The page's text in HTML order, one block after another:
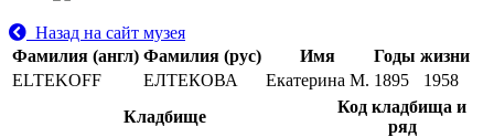
Назад на сайт музея
Фамилия (англ) Фамилия (рус) Имя
Годы жизни
ELTEKOFF
ЕЛТЕКОВА Екатерина М. 1895
1958
Кладбище
Код кладбища и
ряд